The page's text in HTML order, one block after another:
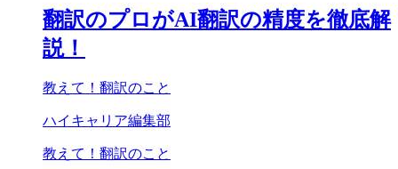
翻訳のプロがAI翻訳の精度を徹底解
説！
教えて！翻訳のこと
ハイキャリア編集部
教えて！翻訳のこと